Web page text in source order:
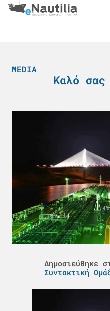
MEDIA
Kαλό
Δημοσιεύθηκε
Συντακτική